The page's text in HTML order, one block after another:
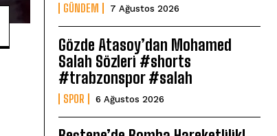
GÜNDEM 7 Ağustos 2026
Gözde Atasoy’dan Mohamed
Salah Sözleri #shorts
#trabzonspor #salah
SPOR 6 Ağustos 2026